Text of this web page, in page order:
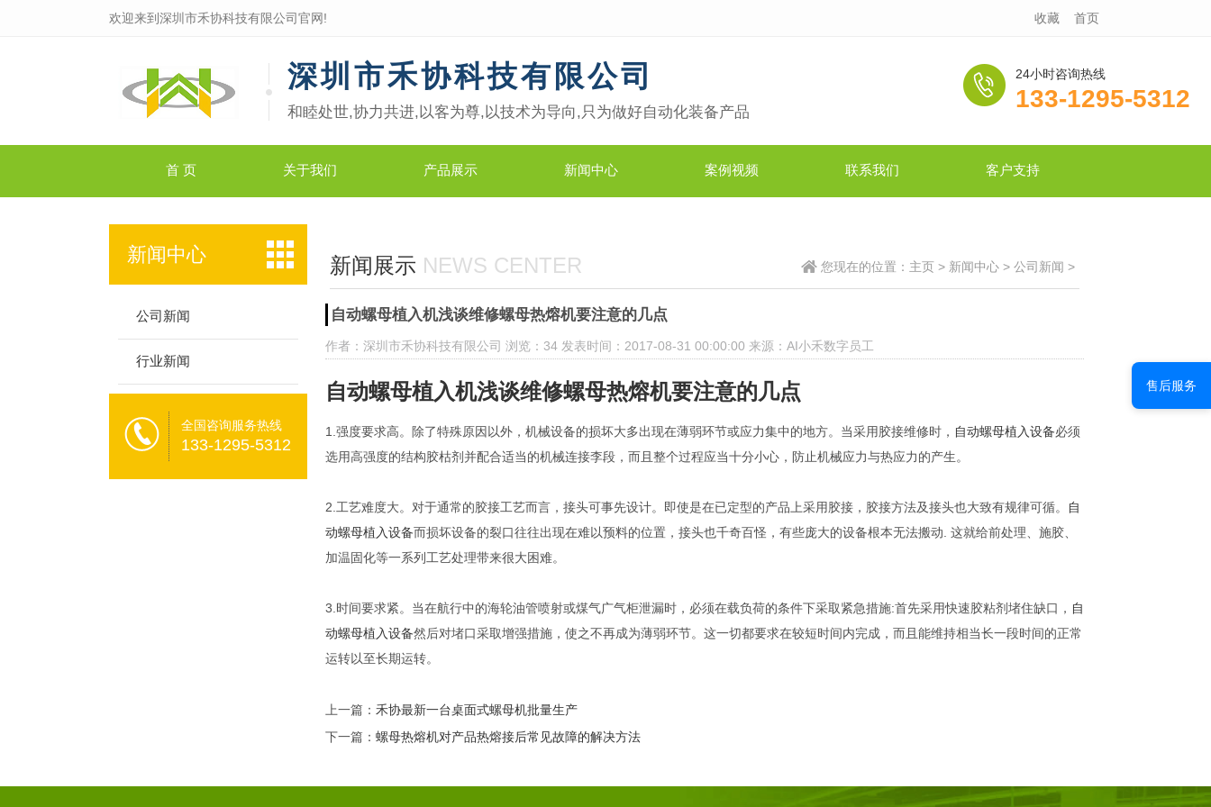
欢迎来到深圳市禾协科技有限公司官网! 收藏 首页
深圳市禾协科技有限公司
和睦处世,协力共进,以客为尊,以技术为导向,只为做好自动化装备产品
24小时咨询热线
133-1295-5312
首 页 关于我们 产品展示 新闻中心 案例视频 联系我们 客户支持
新闻中心
公司新闻
行业新闻
全国咨询服务热线
133-1295-5312
新闻展示 NEWS CENTER 您现在的位置： 主页 > 新闻中心 >公司新闻 >
自动螺母植入机浅谈维修螺母热熔机要注意的几点
作者：深圳市禾协科技有限公司 浏览 ：34 发表时间：2017-08-31 00:00:00 来源：AI小禾数字员工
自动螺母植入机浅谈维修螺母热熔机要注意的几点
1.强度要求高。除了特殊原因以外，机械设备的损坏大多出现在薄弱环节或应力集中的地方。当采用胶接维修时， 自动螺母植入设备必须
选用高强度的结构胶枯剂并配合适当的机械连接李段，而且整个过程应当十分小心，防止机械应力与热应力的产生。
2.工艺难度大。对于通常的胶接工艺而言，接头可事先设计。即使是在已定型的产品上采用胶接，胶接方法及接头也大致有规律可循。
自
动螺母植入设备而损坏设备的裂口往往出现在难以预料的位置，接头也千奇百怪，有些庞大的设备根本无法搬动. 这就给前处理、施胶、
加温固化等一系列工艺处理带来很大困难。
3.时间要求紧。当在航行中的海轮油管喷射或煤气广气柜泄漏时，必须在载负荷的条件下采取紧急措施:首先采用快速胶粘剂堵住缺口， 自
动螺母植入设备然后对堵口采取增强措施，使之不再成为薄弱环节。这一切都要求在较短时间内完成，而且能维持相当长一段时间的正常
运转以至长期运转。
上一篇：禾协最新一台桌面式螺母机批量生产
下一篇：螺母热熔机对产品热熔接后常见故障的解决方法
售后服务